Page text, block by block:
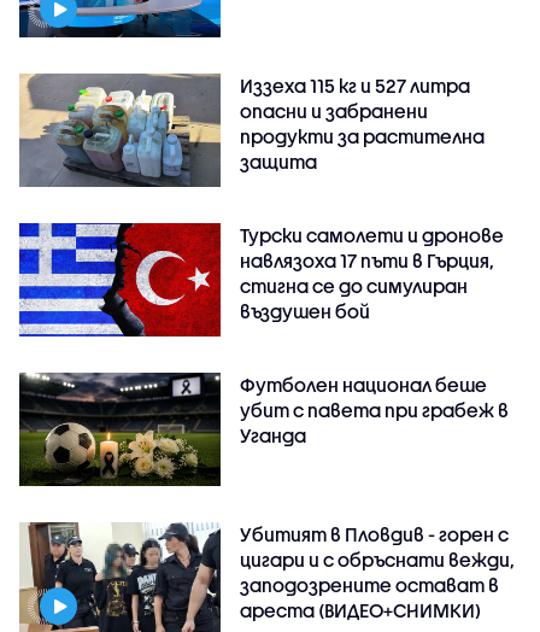
Иззеха 115 кг и 527 литра
опасни и забранени
продукти за растителна
защита
Турски самолети и дронове
навлязоха 17 пъти в Гърция,
стигна се до симулиран
въздушен бой
Футболен национал беше
убит с павета при грабеж в
Уганда
Убитият в Пловдив - горен с
цигари и с обръснати вежди,
заподозрените остават в
ареста (ВИДЕО+СНИМКИ)